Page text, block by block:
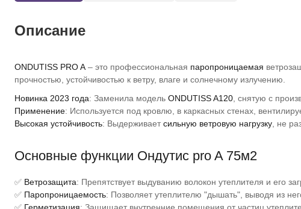
Описание
ONDUTISS PRO A – это профессиональная паропроницаемая
прочностью, устойчивостью к ветру, влаге и солнечному излучению.
Новинка 2023 года: Заменила модель ONDUTISS A120 , снятую с
Применение: Используется под кровлю, в каркасных стенах,
Высокая устойчивость: Выдерживает сильную ветровую нагрузку , не
Основные функции Ондутис pro A 75м2
✅ Ветрозащита: Препятствует выдуванию волокон утеплителя и его
✅ Паропроницаемость: Позволяет утеплителю "дышать", выводя из